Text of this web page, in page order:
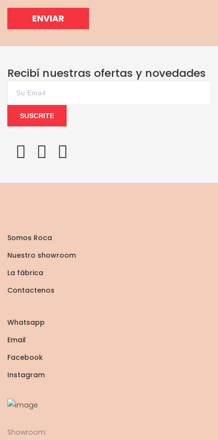
ENVIAR
Recibí nuestras ofertas y novedades
SUSCRITE
Somos Roca
Nuestro showroom
La fábrica
Contactenos
Whatsapp
Email
Facebook
Instagram
Showroom: